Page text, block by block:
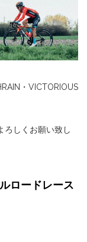
・VICTORIOUS
ろしくお願い致し
ロードレース